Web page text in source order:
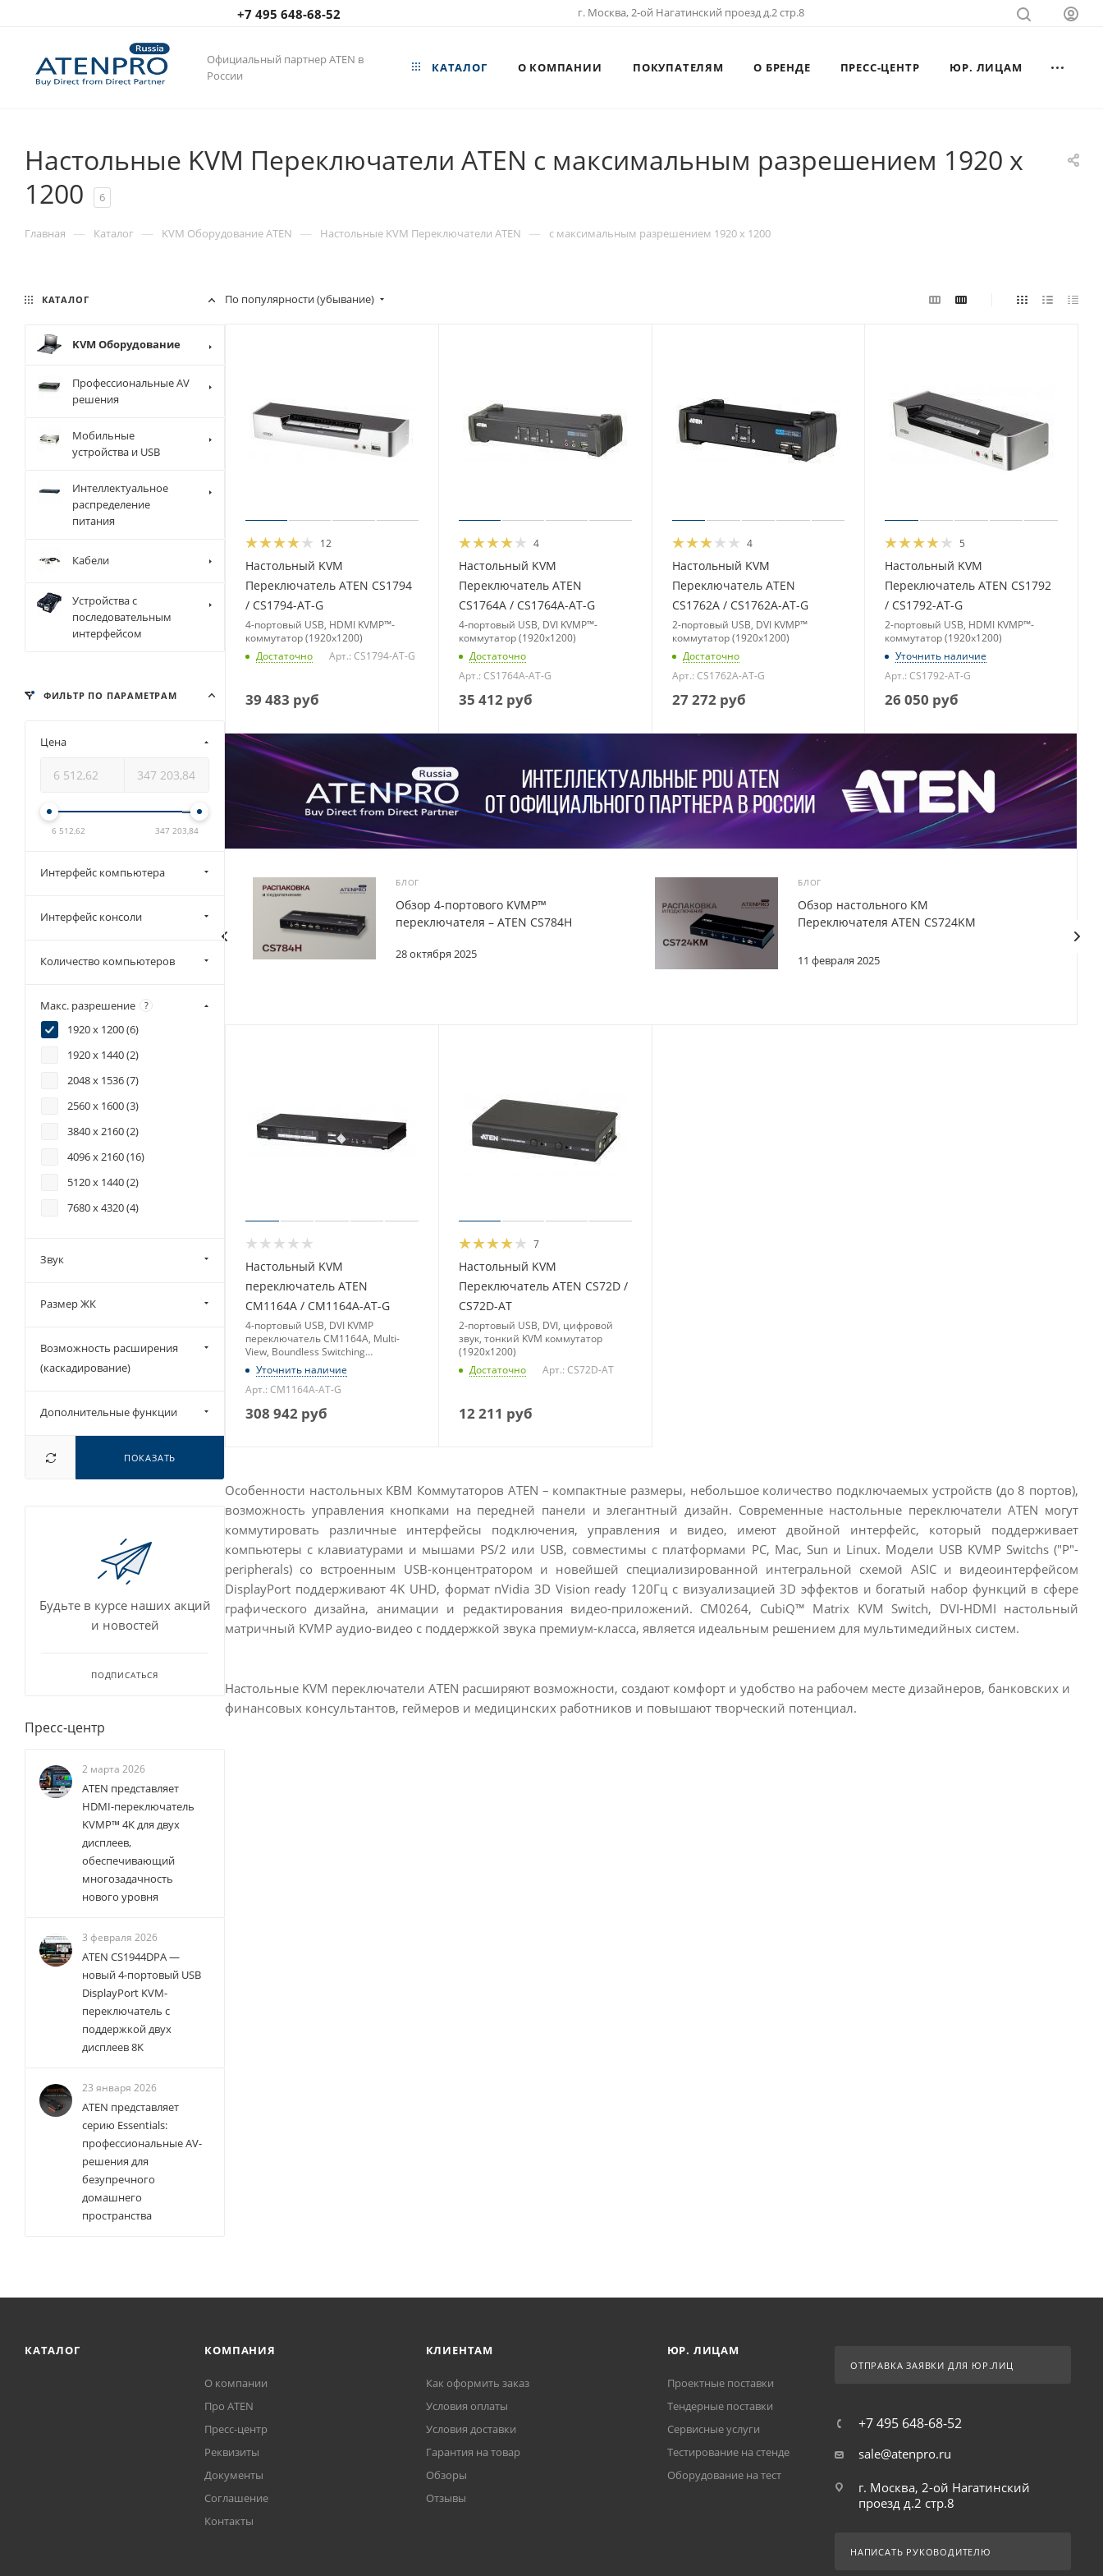
+7 495 648-68-52 г. Москва, 2-ой Нагатинский проезд д.2 стр.8
Официальный партнер ATEN в
России
КАТАЛОГ О КОМПАНИИ ПОКУПАТЕЛЯМ О БРЕНДЕ ПРЕСС-ЦЕНТР ЮР. ЛИЦАМ
Настольные KVM Переключатели ATEN с максимальным разрешением 1920 x
1200
6
Главная — Каталог — KVM Оборудование ATEN — Настольные KVM Переключатели ATEN — с максимальным разрешением 1920 x 1200
По популярности (убывание)
12
Настольный KVM
Переключатель ATEN CS1794
/ CS1794-AT-G
4-портовый USB, HDMI KVMP™-
коммутатор (1920x1200)
Достаточно
Арт.: CS1794-AT-G
39 483 руб
4
Настольный KVM
Переключатель ATEN
CS1764A / CS1764A-AT-G
4-портовый USB, DVI KVMP™-
коммутатор (1920x1200)
Достаточно
Арт.: CS1764A-AT-G
35 412руб
4
Настольный KVM
Переключатель ATEN
CS1762A / CS1762A-AT-G
2-портовый USB, DVI KVMP™
коммутатор (1920x1200)
Достаточно
Арт.: CS1762A-AT-G
27 272руб
5
Настольный KVM
Переключатель ATEN CS1792
/ CS1792-AT-G
2-портовый USB, HDMI KVMP™-
коммутатор (1920x1200)
Уточнить наличие
Арт.: CS1792-AT-G
26 050 руб
БЛОГ
28 октября 2025
Обзор 4-портового KVMP™
переключателя – ATEN CS784H
БЛОГ
11 февраля 2025
Обзор настольного KM
Переключателя ATEN CS724KM
Настольный KVM
переключатель ATEN
CM1164A / CM1164A-AT-G
4-портовый USB, DVI KVMP
переключатель CM1164A, Multi-
View, Boundless Switching
(1920x1200)
Уточнить наличие
Арт.: CM1164A-AT-G
308 942 руб
7
Настольный KVM
Переключатель ATEN CS72D /
CS72D-AT
2-портовый USB, DVI, цифровой
звук, тонкий KVM коммутатор
(1920x1200)
Достаточно
Арт.: CS72D-AT
12 211 руб
Особенности настольных КВМ Коммутаторов ATEN – компактные размеры, небольшое количество подключаемых устройств (до 8 портов),
возможность управления кнопками на передней панели и элегантный дизайн. Современные настольные переключатели ATEN могут
коммутировать различные интерфейсы подключения, управления и видео, имеют двойной интерфейс, который поддерживает
компьютеры с клавиатурами и мышами PS/2 или USB, совместимы с платформами PC, Mac, Sun и Linux. Модели USB KVMP Switchs ("P"-
peripherals) со встроенным USB-концентратором и новейшей специализированной интегральной схемой ASIC и видеоинтерфейсом
DisplayPort поддерживают 4K UHD, формат nVidia 3D Vision ready 120Гц с визуализацией 3D эффектов и богатый набор функций в сфере
графического дизайна, анимации и редактирования видео-приложений. CM0264, CubiQ™ Matrix KVM Switch, DVI-HDMI настольный
матричный KVMP аудио-видео с поддержкой звука премиум-класса, является идеальным решением для мультимедийных систем.
Настольные KVM переключатели ATEN расширяют возможности, создают комфорт и удобство на рабочем месте дизайнеров, банковских и
финансовых консультантов, геймеров и медицинских работников и повышают творческий потенциал.
КАТАЛОГ
KVM Оборудование
Профессиональные AV
решения
Мобильные
устройства и USB
Интеллектуальное
распределение
питания
Кабели
Устройства с
последовательным
интерфейсом
ФИЛЬТР ПО ПАРАМЕТРАМ
Цена
6 512,62 347 203,84
Интерфейс компьютера
Интерфейс консоли
Количество компьютеров
Макс. разрешение ?
1920 x 1200 (6)
1920 x 1440 (2)
2048 x 1536 (7)
2560 x 1600 (3)
3840 x 2160 (2)
4096 x 2160 (16)
5120 x 1440 (2)
7680 x 4320 (4)
Звук
Размер ЖК
Возможность расширения
(каскадирование)
Дополнительные функции
ПОКАЗАТЬ
Будьте в курсе наших акций
и новостей
ПОДПИСАТЬСЯ
Пресс-центр
2 марта 2026
ATEN представляет
HDMI-переключатель
KVMP™ 4K для двух
дисплеев,
обеспечивающий
многозадачность
нового уровня
3 февраля 2026
ATEN CS1944DPA —
новый 4-портовый USB
DisplayPort KVM-
переключатель с
поддержкой двух
дисплеев 8K
23 января 2026
ATEN представляет
серию Essentials:
профессиональные AV-
решения для
безупречного
домашнего
пространства
КАТАЛОГ КОМПАНИЯ
О компании
Про ATEN
Пресс-центр
Реквизиты
Документы
Соглашение
Контакты
КЛИЕНТАМ
Как оформить заказ
Условия оплаты
Условия доставки
Гарантия на товар
Обзоры
Отзывы
ЮР. ЛИЦАМ
Проектные поставки
Тендерные поставки
Сервисные услуги
Тестирование на стенде
Оборудование на тест
ОТПРАВКА ЗАЯВКИ ДЛЯ ЮР.ЛИЦ
+7 495 648-68-52
sale@atenpro.ru
г. Москва, 2-ой Нагатинский
проезд д.2 стр.8
НАПИСАТЬ РУКОВОДИТЕЛЮ